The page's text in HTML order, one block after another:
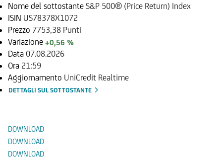
Nome del sottostante S&P 500® (Price Return) Index
ISIN US78378X1072
Prezzo 7753,38 Punti
Variazione +0,56 %
Data 07.08.2026
Ora 21:59
Aggiornamento UniCredit Realtime
DETTAGLI SUL SOTTOSTANTE
DOWNLOAD
DOWNLOAD
DOWNLOAD